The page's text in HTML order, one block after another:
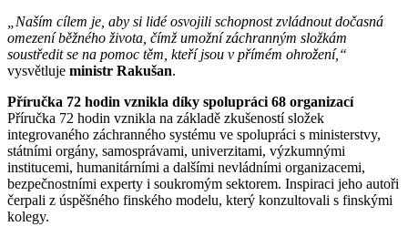
„Naším cílem je, aby si lidé osvojili schopnost zvládnout dočasná
omezení běžného života, čímž umožní záchranným složkám
soustředit se na pomoc těm, kteří jsou v přímém ohrožení,“
vysvětluje ministr Rakušan.
Příručka 72 hodin vznikla díky spolupráci 68 organizací
Příručka 72 hodin vznikla na základě zkušeností složek
integrovaného záchranného systému ve spolupráci s ministerstvy,
státními orgány, samosprávami, univerzitami, výzkumnými
institucemi, humanitárními a dalšími nevládními organizacemi,
bezpečnostními experty i soukromým sektorem. Inspiraci jeho autoři
čerpali z úspěšného finského modelu, který konzultovali s finskými
kolegy.